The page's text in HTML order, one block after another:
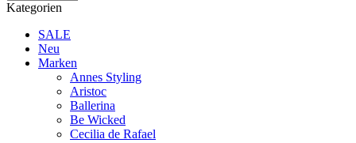
Kategorien
SALE
Neu
Marken
Annes Styling
Aristoc
Ballerina
Be Wicked
Cecilia de Rafael